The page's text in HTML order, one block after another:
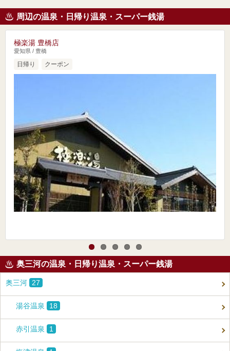
周辺の温泉・日帰り温泉・スーパー銭湯
極楽湯 豊橋店
愛知県 / 豊橋
日帰り クーポン
奥三河の温泉・日帰り温泉・スーパー銭湯
奥三河 27
湯谷温泉 18
赤引温泉 1